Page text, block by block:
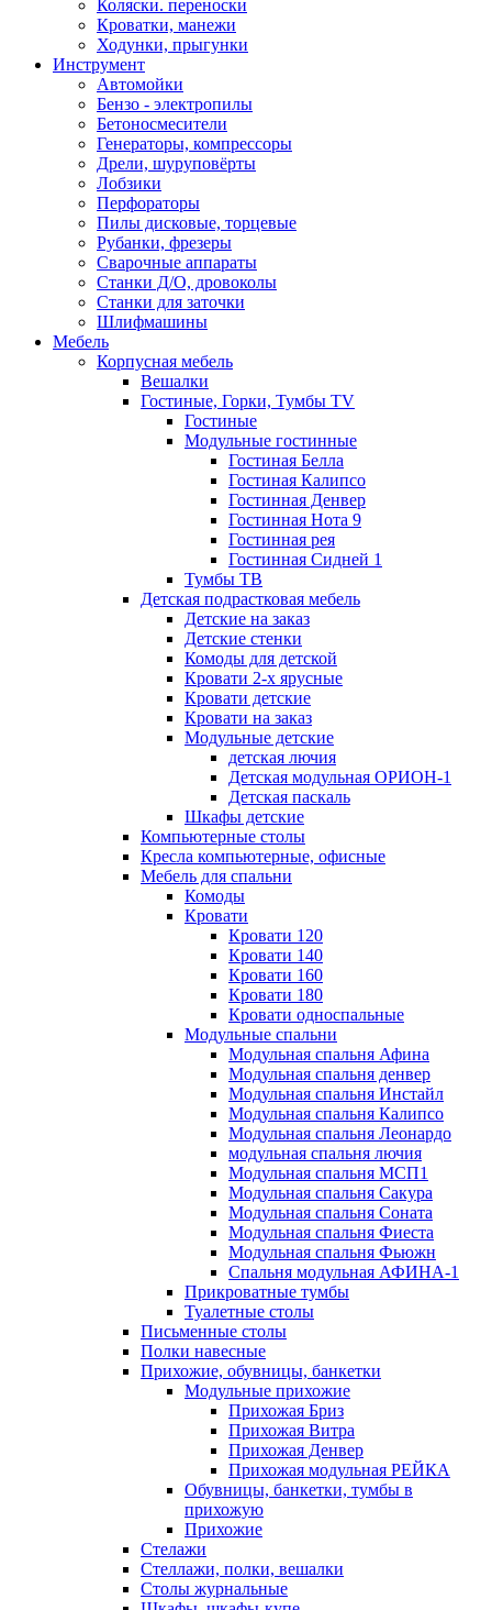
Коляски. переноски
Кроватки, манежи
Ходунки, прыгунки
Инструмент
Автомойки
Бензо - электропилы
Бетоносмесители
Генераторы, компрессоры
Дрели, шуруповёрты
Лобзики
Перфораторы
Пилы дисковые, торцевые
Рубанки, фрезеры
Сварочные аппараты
Станки Д/О, дровоколы
Станки для заточки
Шлифмашины
Мебель
Корпусная мебель
Вешалки
Гостиные, Горки, Тумбы TV
Гостиные
Модульные гостинные
Гостиная Белла
Гостиная Калипсо
Гостинная Денвер
Гостинная Нота 9
Гостинная рея
Гостинная Сидней 1
Тумбы ТВ
Детская подрастковая мебель
Детские на заказ
Детские стенки
Комоды для детской
Кровати 2-х ярусные
Кровати детские
Кровати на заказ
Модульные детские
детская лючия
Детская модульная ОРИОН-1
Детская паскаль
Шкафы детские
Компьютерные столы
Кресла компьютерные, офисные
Мебель для спальни
Комоды
Кровати
Кровати 120
Кровати 140
Кровати 160
Кровати 180
Кровати односпальные
Модульные спальни
Модульная спальня Афина
Модульная спальня денвер
Модульная спальня Инстайл
Модульная спальня Калипсо
Модульная спальня Леонардо
модульная спальня лючия
Модульная спальня МСП1
Модульная спальня Сакура
Модульная спальня Соната
Модульная спальня Фиеста
Модульная спальня Фьюжн
Спальня модульная АФИНА-1
Прикроватные тумбы
Туалетные столы
Письменные столы
Полки навесные
Прихожие, обувницы, банкетки
Модульные прихожие
Прихожая Бриз
Прихожая Витра
Прихожая Денвер
Прихожая модульная РЕЙКА
Обувницы, банкетки, тумбы в
прихожую
Прихожие
Стелажи
Стеллажи, полки, вешалки
Столы журнальные